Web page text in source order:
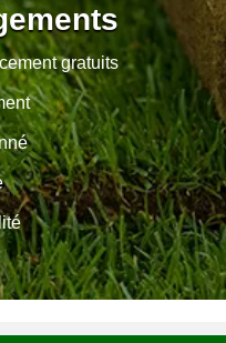
gratuits